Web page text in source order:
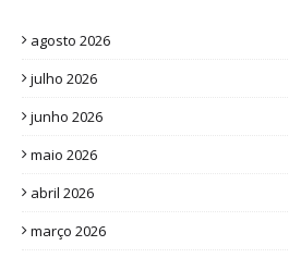
agosto 2026
julho 2026
junho 2026
maio 2026
abril 2026
março 2026